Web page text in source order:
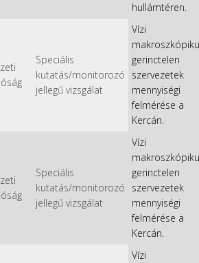
hullámtéren.
Speciális
kutatás/monitorozó
jellegű vizsgálat
Vízi
gerinctelen
szervezetek
mennyiségi
felmérése a
Kercán.
Speciális
kutatás/monitorozó
jellegű vizsgálat
Vízi
gerinctelen
szervezetek
mennyiségi
felmérése a
Kercán.
Vízi